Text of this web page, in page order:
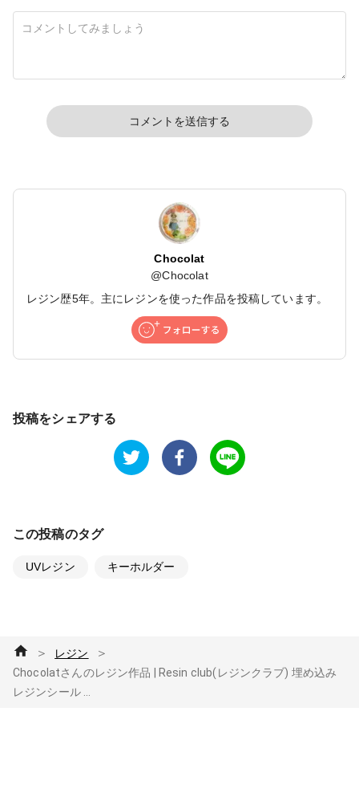
ンシール レジン封入
ジンクラフト ハード
タイプ UVレジン液
コメントを送信する
Chocolat
@Chocolat
レジン歴5年。主にレジンを使った作品を投稿しています。
投稿をシェアする
この投稿のタグ
UVレジン キーホルダー
＞ レジン ＞
Chocolatさんのレジン作品 | Resin club(レジンクラブ) 埋め込み
レジンシール ...